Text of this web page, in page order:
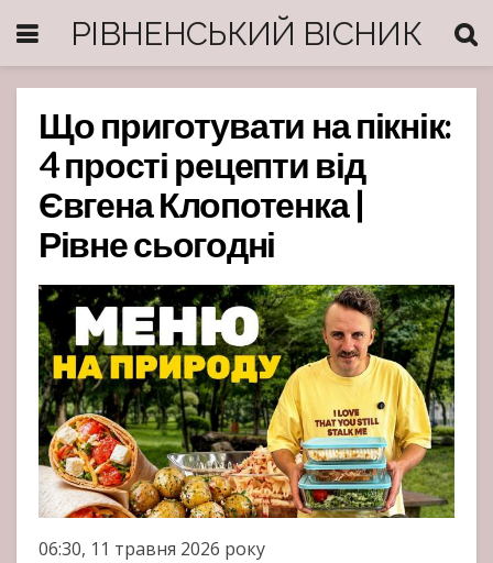
РІВНЕНСЬКИЙ ВІСНИК
Що приготувати на пікнік:
4 прості рецепти від
Євгена Клопотенка |
Рівне сьогодні
06:30, 11 травня 2026 року